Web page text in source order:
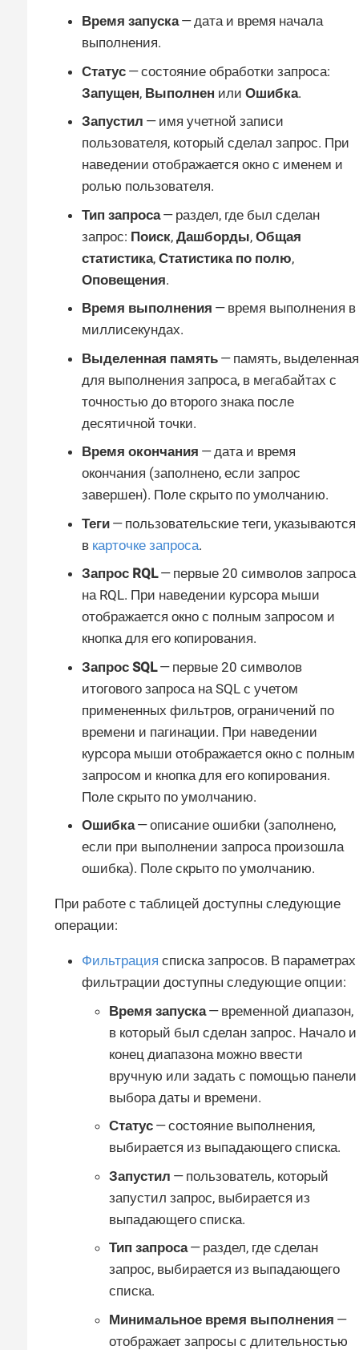
Время запуска— дата и время начала
выполнения.
Статус — состояние обработки запроса:
Запущен, Выполнен или Ошибка.
Запустил — имя учетной записи
пользователя, который сделал запрос. При
наведении отображается окно с именем и
ролью пользователя.
Тип запроса— раздел, где был сделан
запрос: Поиск, Дашборды, Общая
статистика, Статистика по полю,
Оповещения.
Время выполнения — время выполнения в
миллисекундах.
Выделенная память — память, выделенная
для выполнения запроса, в мегабайтах с
точностью до второго знака после
десятичной точки.
Время окончания — дата и время
окончания (заполнено, если запрос
завершен). Поле скрыто по умолчанию.
Теги — пользовательские теги, указываются
в карточке запроса.
Запрос RQL— первые 20 символов запроса
на RQL. При наведении курсора мыши
отображается окно с полным запросом и
кнопка для его копирования.
Запрос SQL— первые 20 символов
итогового запроса на SQL с учетом
примененных фильтров, ограничений по
времени и пагинации. При наведении
курсора мыши отображается окно с полным
запросом и кнопка для его копирования.
Поле скрыто по умолчанию.
Ошибка— описание ошибки (заполнено,
если при выполнении запроса произошла
ошибка). Поле скрыто по умолчанию.
При работе с таблицей доступны следующие
операции:
Фильтрация списка запросов. В параметрах
фильтрации доступны следующие опции:
Время запуска— временной диапазон,
в который был сделан запрос. Начало и
конец диапазона можно ввести
вручную или задать с помощью панели
выбора даты и времени.
Статус — состояние выполнения,
выбирается из выпадающего списка.
Запустил — пользователь, который
запустил запрос, выбирается из
выпадающего списка.
Тип запроса— раздел, где сделан
запрос, выбирается из выпадающего
списка.
Минимальное время выполнения —
отображает запросы с длительностью